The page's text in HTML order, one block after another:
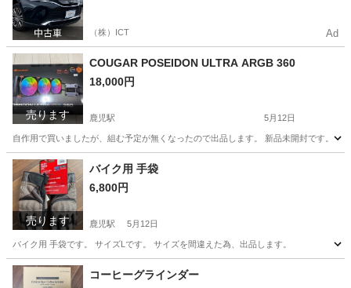
（株）ICT Ad
売ります
COUGAR POSEIDON ULTRA ARGB 360
18,000円
鹿児駅 5月12日
自作用で買いましたが、組む予定が無くなったので出品します。 新品未開封です。
高知 高知市 鹿児駅 PCパーツ
売ります
バイク用 手袋
6,800円
鹿児駅 5月12日
バイク用 手袋です。 サイズLです。 サイズを間違えた為、出品します。
高知 高知市 鹿児駅 小物
コーヒーグラインダー